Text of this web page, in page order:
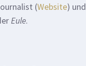
(Website) und
Eule.